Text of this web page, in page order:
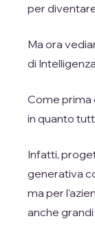
per
Ma ora
di
Come prima
in quanto
Infatti,
generativa
ma per
anche